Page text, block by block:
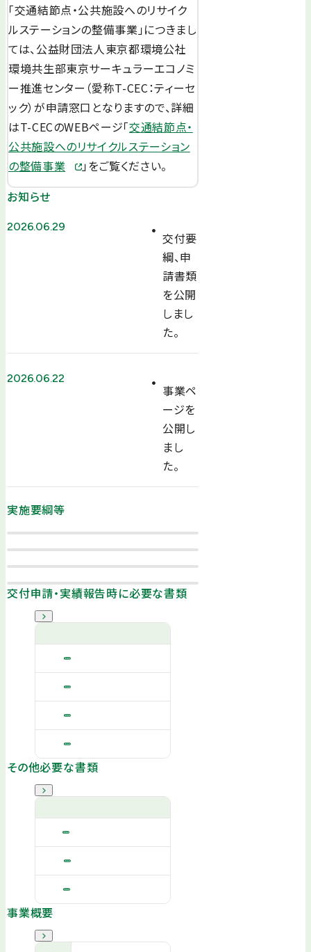
「交通結節点・公共施設へのリサイク
ルステーションの整備事業」につきまし
ては、公益財団法人東京都環境公社
環境共生部東京サーキュラーエコノミ
ー推進センター（愛称T-CEC：ティーセ
ック）が申請窓口となりますので、詳細
はT-CECのWEBページ「交通結節点・
公共施設へのリサイクルステーション
の整備事業
」をご覧ください。
お知らせ
2026.06.29
交付要
綱、申
請書類
を公開
しまし
た。
2026.06.22
事業ペ
ージを
公開し
まし
た。
実施要綱等
交付申請・実績報告時に必要な書類
その他必要な書類
事業概要